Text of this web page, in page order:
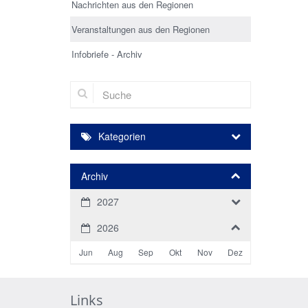
Nachrichten aus den Regionen
Veranstaltungen aus den Regionen
Infobriefe - Archiv
Suche
Kategorien
Archiv
2027
2026
Jun Aug Sep Okt Nov Dez
Links